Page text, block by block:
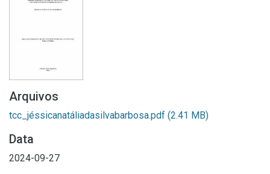
Arquivos
tcc_jéssicanatáliadasilvabarbosa.pdf (2.41 MB)
Data
2024-09-27